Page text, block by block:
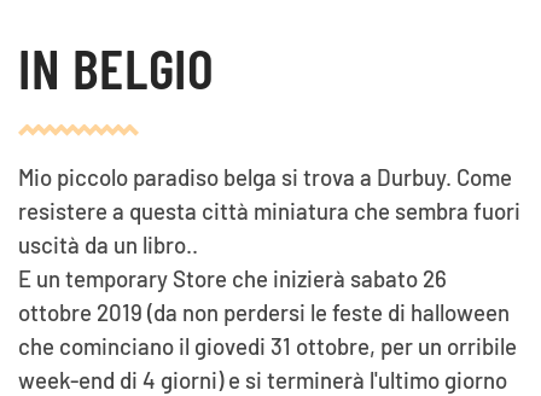
IN BELGIO
Mio piccolo paradiso belga si trova a Durbuy. Come
resistere a questa città miniatura che sembra fuori
uscità da un libro..
E un temporary Store che inizierà sabato 26
ottobre 2019 (da non perdersi le feste di halloween
che cominciano il giovedi 31 ottobre, per un orribile
week-end di 4 giorni) e si terminerà l'ultimo giorno